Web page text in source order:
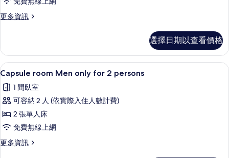
Bird,
House
Room)
的
所
有
相
片
(Early
House
Room)
的
詳
情
僅
男
士,
非
吸
煙
房
(Upper
Bunk,
更多資訊
更
小
屋,
僅
男
士,
吸
煙
(Upper
選擇日期以查看價格
顯
示
Capsule
room
Men
only
for
11
Capsule room Men only for 2 persons
1 間臥室
可容納 2 人 (依實際入住人數計費)
2 張單人床
免費無線上網
更多資訊
更